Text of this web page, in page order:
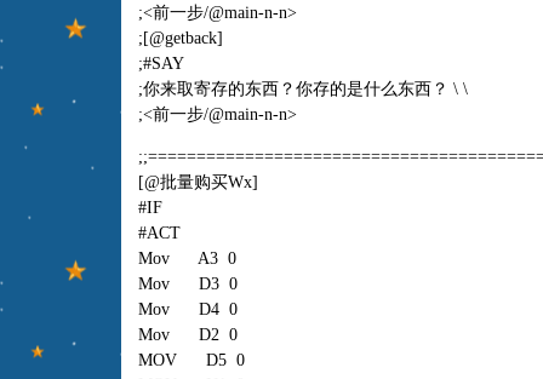
;<前一步/@main-n-n>
;[@getback]
;#SAY
;你来取寄存的东西？你存的是什么东西？ \ \
;<前一步/@main-n-n>
[@批量购买Wx]
#IF
#ACT
Mov A3 0
Mov D3 0
Mov D4 0
Mov D2 0
MOV D5 0